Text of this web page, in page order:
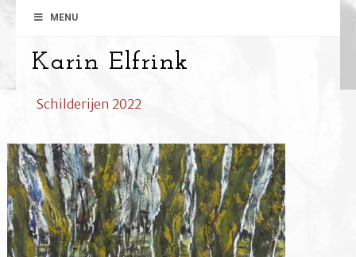
MENU
Karin Elfrink
Schilderijen 2022